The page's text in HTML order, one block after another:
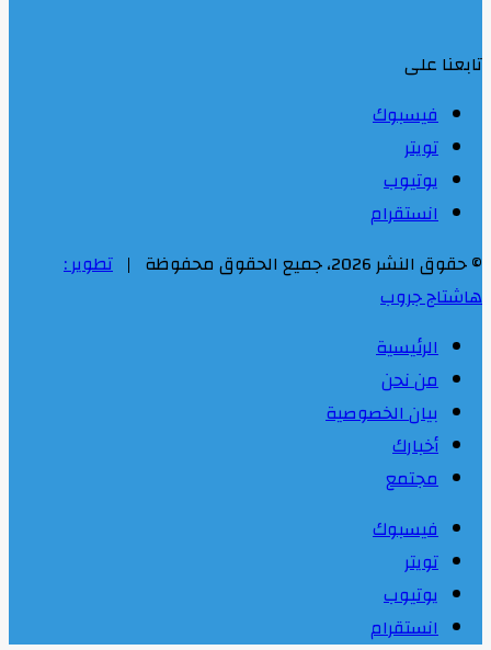
تابعنا على
فيسبوك
تويتر
يوتيوب
انستقرام
© حقوق النشر 2026، جميع الحقوق محفوظة |
تطوير :
هاشتاج جروب
الرئيسية
من نحن
بيان الخصوصية
أخبارك
مجتمع
فيسبوك
تويتر
يوتيوب
انستقرام